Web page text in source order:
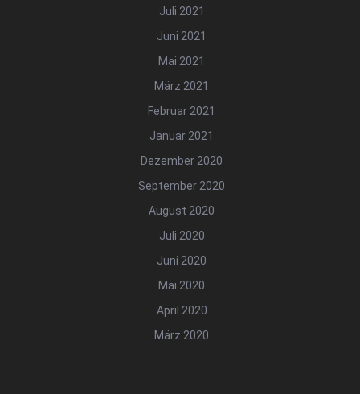
Juli 2021
Juni 2021
Mai 2021
März 2021
Februar 2021
Januar 2021
Dezember 2020
September 2020
August 2020
Juli 2020
Juni 2020
Mai 2020
April 2020
März 2020